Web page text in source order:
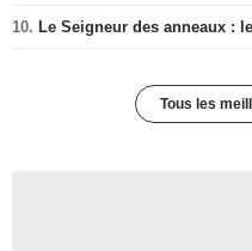
10. Le Seigneur des anneaux :
Tous les